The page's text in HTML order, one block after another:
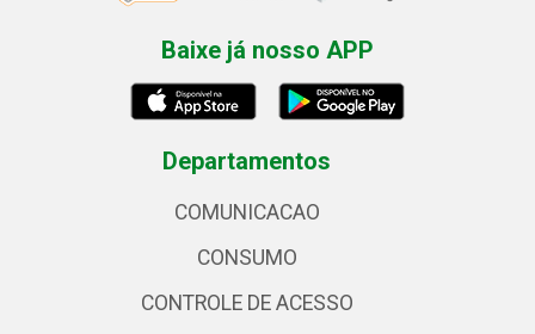
Baixe já nosso APP
Departamentos
COMUNICACAO
CONSUMO
CONTROLE DE ACESSO